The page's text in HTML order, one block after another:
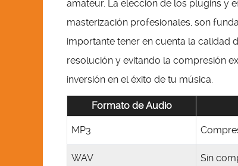
amateur. La elección de los plugins y
masterización profesionales, son
importante tener en cuenta la calidad
resolución y evitando la compresión
inversión en el éxito de tu música.
Formato de Audio
MP3
WAV Sin